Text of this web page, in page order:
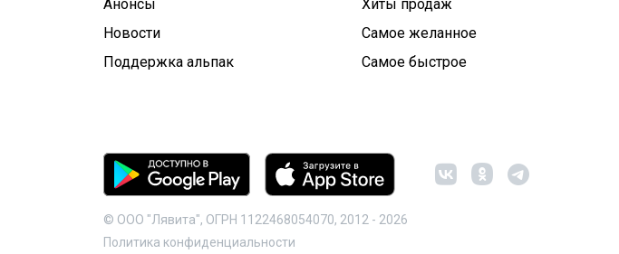
Анонсы
Новости
Поддержка альпак
Хиты продаж
Самое желанное
Самое быстрое
© ООО "Лявита", ОГРН 1122468054070, 2012 - 2026
Политика конфиденциальности